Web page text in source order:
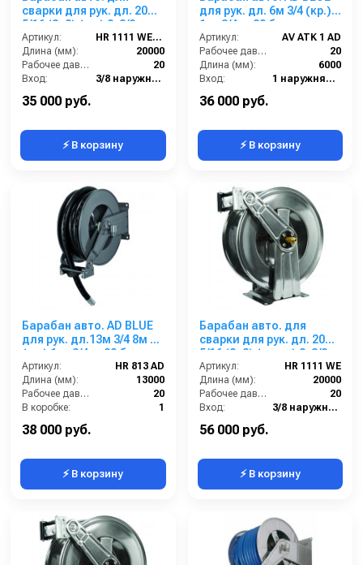
сварки для рук. дл. 20м
5/16 (8+8) (кр.) 2x3/8ш.
2x3/8г. 20 бар
Артикул:
HR 1111 WE FE
Длина (мм):
20000
Рабочее давление (бар):
20
Вход:
3/8 наружняя резьба
35 000 руб.
⚡ В корзину
для рук. дл. 6м 3/4 (кр.)
1ш. 3/4ш. 20 бар
Артикул:
AV ATK 1 AD
Рабочее давление (бар):
20
Длина (мм):
6000
Вход:
1 наружняя резьба
36 000 руб.
⚡ В корзину
Барабан авто. AD BLUE
для рук. дл.13м 3/4 8м 1
(кр.) 1ш. 3/4ш. 20 бар
Артикул:
HR 813 AD
Длина (мм):
13000
Рабочее давление (бар):
20
В коробке:
1
38 000 руб.
⚡ В корзину
Барабан авто. для
сварки для рук. дл. 20м
5/16 (8+8) (нерж.) 2x3/8ш.
2x3/8г. 20 бар
Артикул:
HR 1111 WE
Длина (мм):
20000
Рабочее давление (бар):
20
Вход:
3/8 наружняя резьба
56 000 руб.
⚡ В корзину